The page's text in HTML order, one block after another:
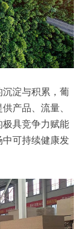
淀与积累，葡
产品、流量、
具竞争力赋能
可持续健康发